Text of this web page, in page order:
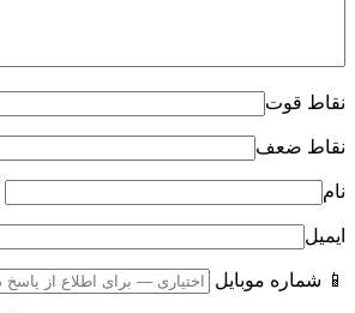
نقاط قوت
نقاط ضعف
نام
ایمیل
📱 شماره موبایل